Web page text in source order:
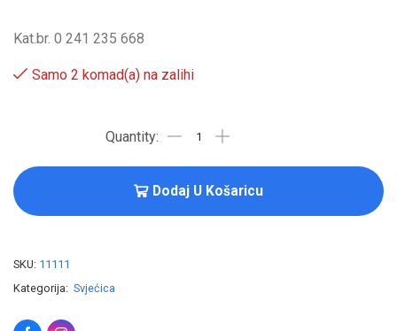
Kat.br. 0 241 235 668
Samo 2 komad(a) na zalihi
Dodaj U Košaricu
SKU: 11111
Kategorija: Svjećica